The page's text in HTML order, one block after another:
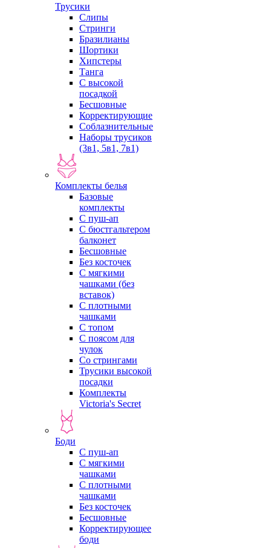
Трусики
Слипы
Стринги
Бразилианы
Шортики
Хипстеры
Танга
С высокой
посадкой
Бесшовные
Корректирующие
Соблазнительные
Наборы трусиков
(3в1, 5в1, 7в1)
Комплекты белья
Базовые
комплекты
С пуш-ап
С бюстгальтером
балконет
Бесшовные
Без косточек
С мягкими
чашками (без
вставок)
С плотными
чашками
С топом
С поясом для
чулок
Со стрингами
Трусики высокой
посадки
Комплекты
Victoria's Secret
Боди
С пуш-ап
С мягкими
чашками
С плотными
чашками
Без косточек
Бесшовные
Корректирующее
боди